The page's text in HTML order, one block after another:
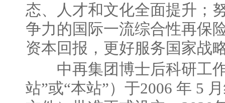
态、人才和文化全面提升；
争力的国际一流综合性再保
资本回报，更好服务国家战
中再集团博士后科研工作
站”或“本站”）于2006 年 5